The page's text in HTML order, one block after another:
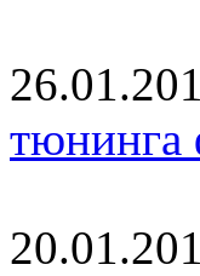
тюнинга